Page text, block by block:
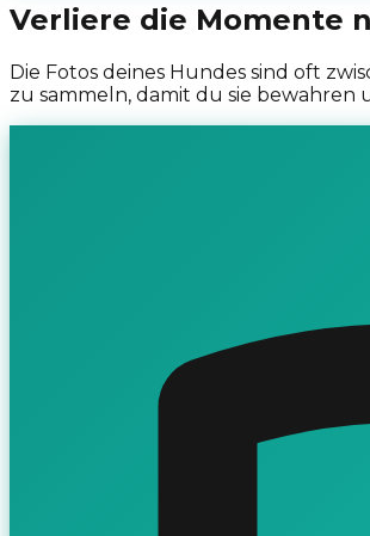
Verliere die Momente
Die Fotos deines Hundes sind oft
zu sammeln, damit du sie